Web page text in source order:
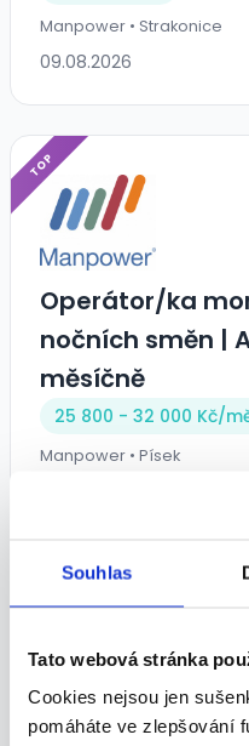
Souhlas
Tato webová stránka
Cookies nejsou jen
pomáháte ve zlepšování
Manpower • Strakonice
09.08.2026
TOP
Operátor/ka
nočních směn |
měsíčně
25 800 - 32 000 Kč/
Manpower • Písek
Obsluha linky |